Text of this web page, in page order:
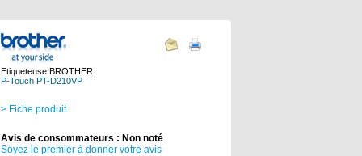
Etiqueteuse BROTHER
P-Touch PT-D210VP
> Fiche produit
Avis de consommateurs : Non noté
Soyez le premier à donner votre avis